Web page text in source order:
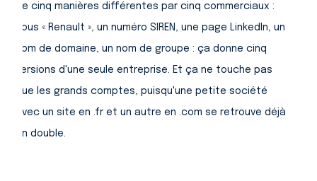
de cinq manières différentes par cinq commerciaux :
sous « Renault », un numéro SIREN, une page LinkedIn, un
nom de domaine, un nom de groupe : ça donne cinq
versions d'une seule entreprise. Et ça ne touche pas
que les grands comptes, puisqu'une petite société
avec un site en .fr et un autre en .com se retrouve déjà
en double.